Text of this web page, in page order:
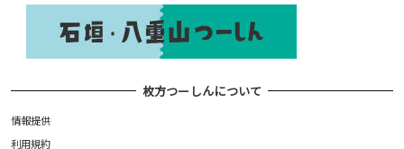
枚方つーしんについて
情報提供
利用規約